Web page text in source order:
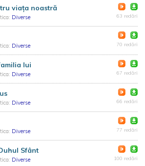
viața noastră
Diverse 63 redări
Diverse 70 redări
lui
Diverse 67 redări
Diverse 66 redări
Diverse 77 redări
Sfânt
Diverse 100 redări